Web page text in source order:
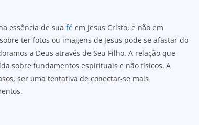
essência de sua fé em Jesus Cristo, e não em
ter fotos ou imagens de Jesus pode se afastar do
a Deus através de Seu Filho. A relação que
sobre fundamentos espirituais e não físicos. A
ser uma tentativa de conectar-se mais